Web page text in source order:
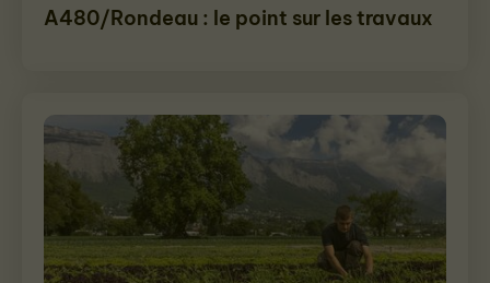
A480/Rondeau : le point sur les travaux